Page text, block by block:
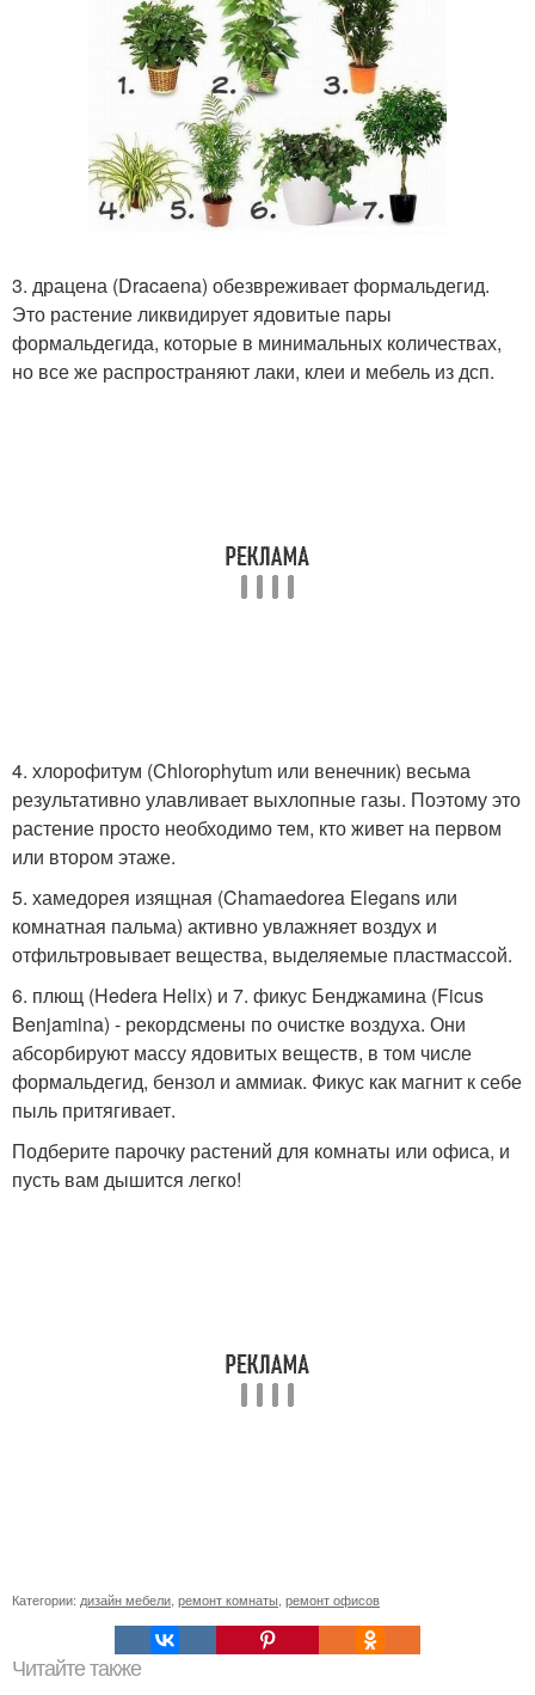
3. драцена (Dracaena) обезвреживает формальдегид.
Это растение ликвидирует ядовитые пары
формальдегида, которые в минимальных количествах,
но все же распространяют лаки, клеи и мебель из дсп.
4. хлорофитум (Chlorophytum или венечник) весьма
результативно улавливает выхлопные газы. Поэтому это
растение просто необходимо тем, кто живет на первом
или втором этаже.
5. хамедорея изящная (Chamaedorea Elegans или
комнатная пальма) активно увлажняет воздух и
отфильтровывает вещества, выделяемые пластмассой.
6. плющ (Hedera Helix) и 7. фикус Бенджамина (Ficus
Benjamina) - рекордсмены по очистке воздуха. Они
абсорбируют массу ядовитых веществ, в том числе
формальдегид, бензол и аммиак. Фикус как магнит к себе
пыль притягивает.
Подберите парочку растений для комнаты или офиса, и
пусть вам дышится легко!
Категории: дизайн мебели ремонт комнаты ремонт офисов
Читайте также